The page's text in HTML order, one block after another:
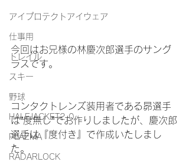
アイプロテクトアイウェア
仕事用
トレイル
スキー
野球
HALFJACKET2.0
PLAZMA
RADARLOCK
今回はお兄様の林慶次郎選手のサング
ラスです。
コンタクトレンズ装用者である昴選手
は”度無し”でお作りしましたが、慶次郎
選手は『度付き』で作成いたしまし
た。